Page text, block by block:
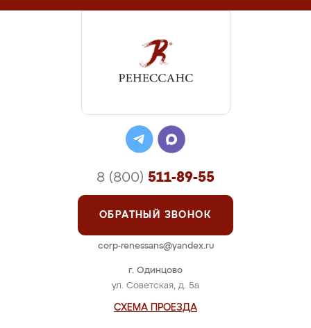
г. Одинцово
ул. Советская, д. 5а
СХЕМА ПРОЕЗДА
8 (800) 511-89-55
ОБРАТНЫЙ ЗВОНОК
corp-renessans@yandex.ru